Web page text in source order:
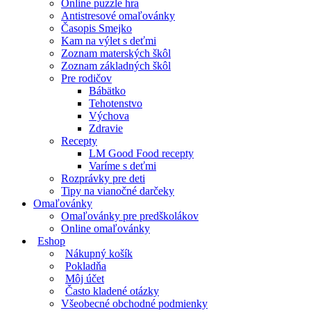
Online puzzle hra
Antistresové omaľovánky
Časopis Smejko
Kam na výlet s deťmi
Zoznam materských škôl
Zoznam základných škôl
Pre rodičov
Bábätko
Tehotenstvo
Výchova
Zdravie
Recepty
LM Good Food recepty
Varíme s deťmi
Rozprávky pre deti
Tipy na vianočné darčeky
Omaľovánky
Omaľovánky pre predškolákov
Online omaľovánky
Eshop
Nákupný košík
Pokladňa
Môj účet
Často kladené otázky
Všeobecné obchodné podmienky